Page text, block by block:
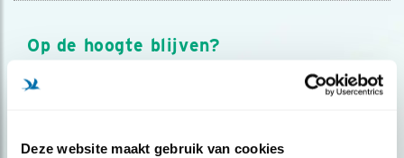
Deze website maakt gebruik van cookies
Op de hoogte blijven?
Meld je aan en ontvang nieuws, inspiratie, acties en tips
over vogels en activiteiten van Vogelbescherming.